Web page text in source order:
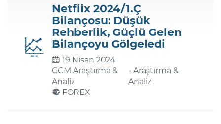
Şifremi Unuttum
Netflix 2024/1.Ç
Bilançosu: Düşük
Rehberlik, Güçlü Gelen
Bilançoyu Gölgeledi
19 Nisan 2024
GCM Araştırma &
Analiz
- Araştırma &
Analiz
FOREX